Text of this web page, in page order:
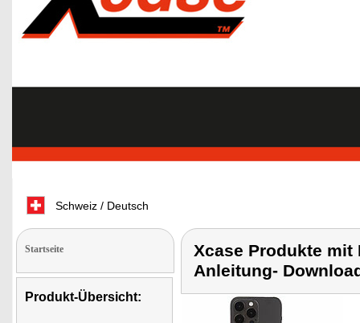
Schweiz / Deutsch
Startseite
Produkt-Übersicht:
Xcase Produkte mit
Anleitung-